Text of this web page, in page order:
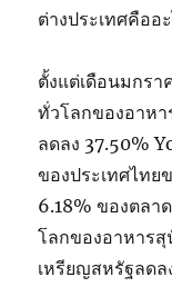
ต่างประเทศคืออ
ตั้งแต่เดือนมกร
ทั่วโลกของอาห
ลดลง 37.50%
ของประเทศไทย
6.18% ของตลา
โลกของอาหาร
เหรียญสหรัฐลด